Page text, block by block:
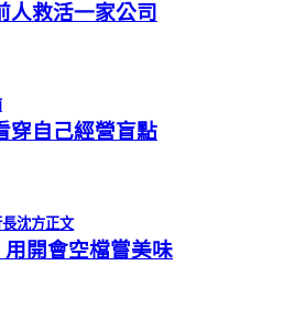
救活一家公司
自己經營盲點
沈方正文
開會空檔嘗美味